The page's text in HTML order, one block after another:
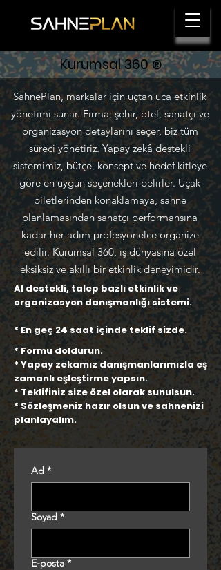
Kurumsal 360®
SahnePlan, markalar için uçtan uca etkinlik
yönetimi sunar. Firma; şehir, otel, sanatçı ve
organizasyon detaylarını seçer, biz tüm
süreci yönetiriz. Yapay zekâ destekli
sistemimiz, bütçe, konsept ve hedef kitleye
göre en uygun seçenekleri belirler. Uçak
biletlerinden konaklamaya, sahne
planlamasından sanatçı performansına
kadar her adım profesyonelce organize
edilir. Kurumsal 360, iş dünyasına özel
eksiksiz ve akıllı bir etkinlik deneyimidir.
AI destekli, talep bazlı etkinlik ve
organizasyon danışmanlığı sistemi.
* En geç 24 saat içinde teklif sizde.
* Formu doldurun.
* Yapay zekamız danışmanlarımızla eş
zamanlı eşleştirmeyapsın.
* Teklifiniz size özel olarak sunulsun.
* Sözleşmeniz hazır olsun ve sahnenizi
planlayalım.
Ad *
Soyad *
E-posta *